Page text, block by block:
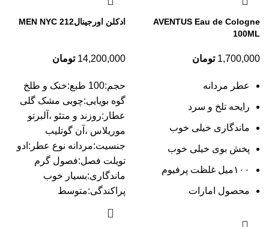
AVENTUS Eau de Cologne
100ML
1,700,000 تومان
عطر مردانه
رایحه تلخ و سرد
ماندگاری خیلی خوب
پخش بوی خیلی خوب
۱۰۰میل غلظت پرفیوم
محصول امارات
ادکلن اورجینال212 MEN NYC
14,200,000 تومان
حجم:100 طبع:خنک و طلخ
گوه بویایی:چوبی مشک گلی
عطار:روزند و متئو ،آلبرتو
موریلاس ،آن گوتلیب
جنسیت:مردانه نوع عطر:ادو
تویلت فصل:فصول گرم
ماندگاری:بسیار خوب
پراکندگی:متوسط